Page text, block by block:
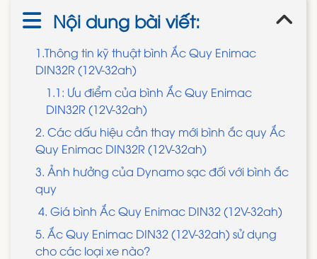
Nội dung bài viết:
1.Thông tin kỹ thuật bình Ắc Quy Enimac
DIN32R (12V-32ah)
1.1: Ưu điểm của bình Ắc Quy Enimac
DIN32R (12V-32ah)
2. Các dấu hiệu cần thay mới bình ắc quy Ắc
Quy Enimac DIN32R (12V-32ah)
3. Ảnh hưởng của Dynamo sạc đối với bình ắc
quy
4. Giá bình Ắc Quy Enimac DIN32 (12V-32ah)
5. Ắc Quy Enimac DIN32 (12V-32ah) sử dụng
cho các loại xe nào?